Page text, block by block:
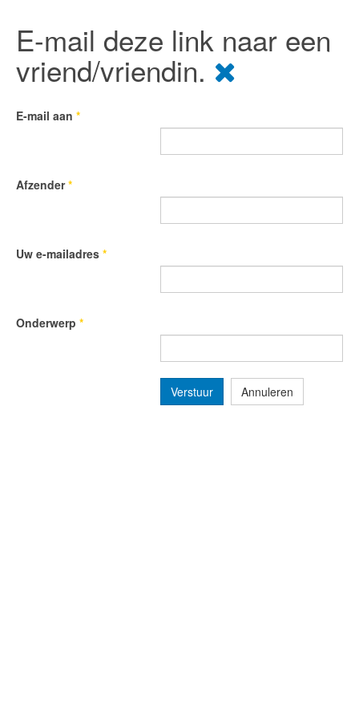
E-mail deze link naar een
vriend/vriendin.
E-mail aan *
Afzender*
Uw e-mailadres *
Onderwerp *
Verstuur Annuleren